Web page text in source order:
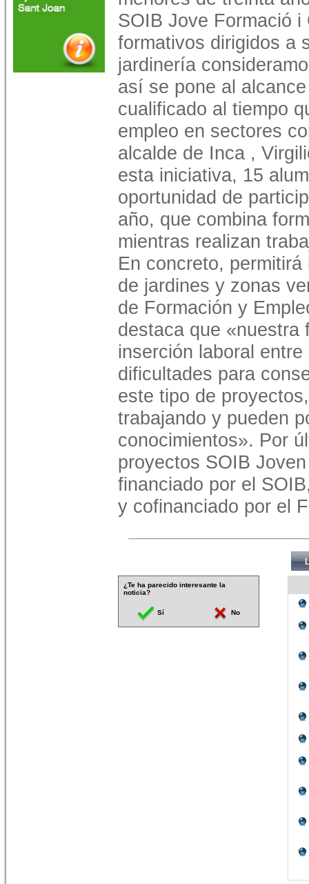
SOIB Jove Formació
formativos dirigidos a
jardinería
así se pone al
cualificado al tiempo
empleo en sectores
alcalde de Inca ,
esta iniciativa, 15
oportunidad de
año, que combina
mientras realizan
En concreto,
de jardines y zonas
de Formación y
destaca que «nuestra
inserción laboral
dificultades para
este tipo de
trabajando y pueden
conocimientos». Por
proyectos SOIB
financiado por el
y cofinanciado por el
¿Te ha parecido interesante la
noticia?
Sí No